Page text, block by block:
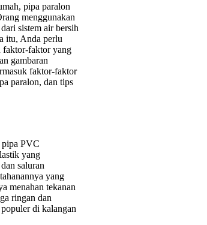
pipa paralon
menggunakan
sistem air bersih
itu, Anda perlu
faktor-faktor yang
gambaran
faktor-faktor
paralon, dan tips
pipa PVC
yang
saluran
yang
menahan tekanan
ringan dan
di kalangan